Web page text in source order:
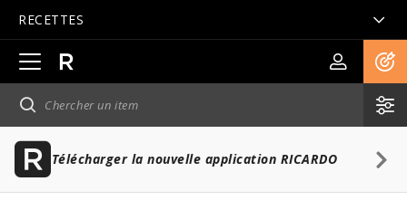
RECETTES
Ouvrir
la
navigation
principale
Télécharger la nouvelle application RICARDO